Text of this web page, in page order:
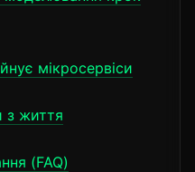
мікросервіси
з життя
(FAQ)